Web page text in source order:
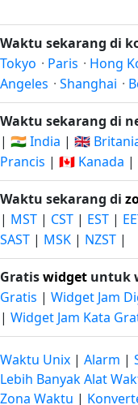
Waktu sekarang di
Tokyo · Paris · Hong
Angeles · Shanghai ·
Waktu sekarang di
| 🇮🇳 India | 🇬🇧
Prancis | 🇨🇦 Kanada |
Waktu sekarang di
| MST | CST | EST |
SAST | MSK | NZST |
Gratiswidget untuk
Gratis | Widget Jam
| Widget Jam Kata
Waktu Unix | Alarm |
Lebih Banyak Alat
Zona Waktu |